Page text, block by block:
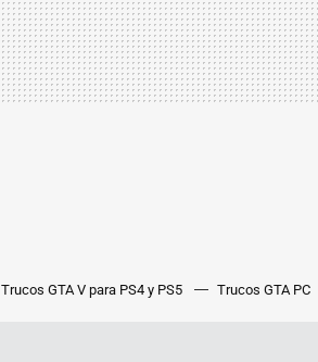
Trucos GTA V para PS4 y PS5 Trucos GTA PC